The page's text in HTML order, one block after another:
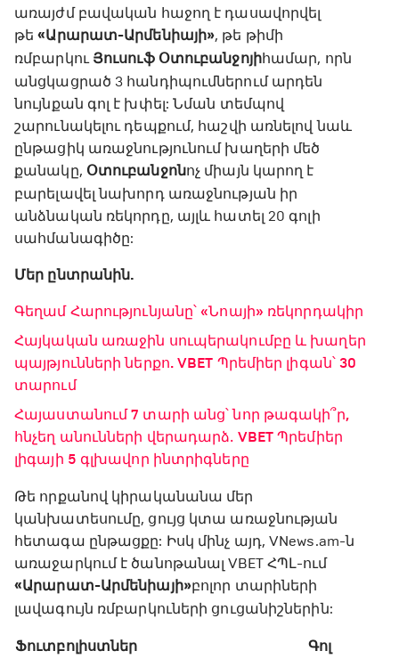
առայժմ բավական հաջող է դասավորվել
թե«Արարատ-Արմենիայի», թե թիմի
ռմբարկու Յուսուֆ Օտուբանջոյիհամար, որն
անցկացրած 3 հանդիպումներում արդեն
նույնքան գոլ է խփել: Նման տեմպով
շարունակելու դեպքում, հաշվի առնելով նաև
ընթացիկ առաջնությունում խաղերի մեծ
քանակը, Օտուբանջոնոչ միայն կարող է
բարելավել նախորդ առաջնության իր
անձնական ռեկորդը, այլև հատել 20 գոլի
սահմանագիծը:
Մեր ընտրանին.
Գեղամ Հարությունյանը՝ «Նոայի» ռեկորդակիր
Հայկական առաջին սուպերակումբը և խաղեր
պայթյունների ներքո. VBET Պրեմիեր լիգան՝ 30
տարում
Հայաստանում 7 տարի անց՝ նոր թագակի՞ր,
հնչեղ անունների վերադարձ․ VBET Պրեմիեր
լիգայի 5 գլխավոր ինտրիգները
Թե որքանով կիրականանա մեր
կանխատեսումը, ցույց կտա առաջնության
հետագա ընթացքը: Իսկ մինչ այդ, VNews.am-ն
առաջարկում է ծանոթանալ VBET ՀՊԼ-ում
«Արարատ-Արմենիայի»բոլոր տարիների
լավագույն ռմբարկուների ցուցանիշներին:
Ֆուտբոլիստներ Գոլ